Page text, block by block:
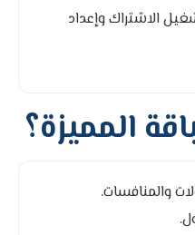
الاشتراك وإعداد
المميزة؟
والمنافسات.